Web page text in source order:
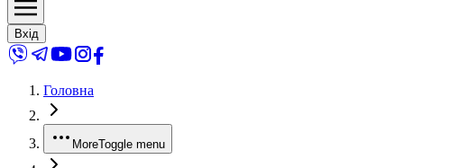
Вхід
Головна
MoreToggle menu